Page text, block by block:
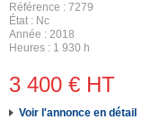
Référence
7279
État
Nc
Année
2018
Heures
1 930 h
3 400 € HT
Voir l'annonce en détail